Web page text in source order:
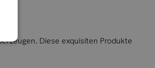
Diese exquisiten Produkte